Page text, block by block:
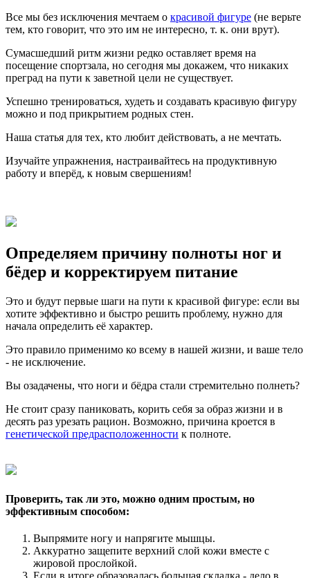
Все мы без исключения мечтаем о красивой фигуре (не верьте
тем, кто говорит, что это им не интересно, т. к. они врут).
Сумасшедший ритм жизни редко оставляет время на
посещение спортзала, но сегодня мы докажем, что никаких
преград на пути к заветной цели не существует.
Успешно тренироваться, худеть и создавать красивую фигуру
можно и под прикрытием родных стен.
Наша статья для тех, кто любит действовать, а не мечтать.
Изучайте упражнения, настраивайтесь на продуктивную
работу и вперёд, к новым свершениям!
Определяем причину полноты ног и
бёдер и корректируем питание
Это и будут первые шаги на пути к красивой фигуре: если вы
хотите эффективно и быстро решить проблему, нужно для
начала определить её характер.
Это правило применимо ко всему в нашей жизни, и ваше тело
- не исключение.
Вы озадачены, что ноги и бёдра стали стремительно полнеть?
Не стоит сразу паниковать, корить себя за образ жизни и в
десять раз урезать рацион. Возможно, причина кроется в
генетической предрасположенности к полноте.
Проверить, так ли это, можно одним простым, но
эффективным способом:
Выпрямите ногу и напрягите мышцы.
Аккуратно защепите верхний слой кожи вместе с
жировой прослойкой.
Если в итоге образовалась большая складка - дело в